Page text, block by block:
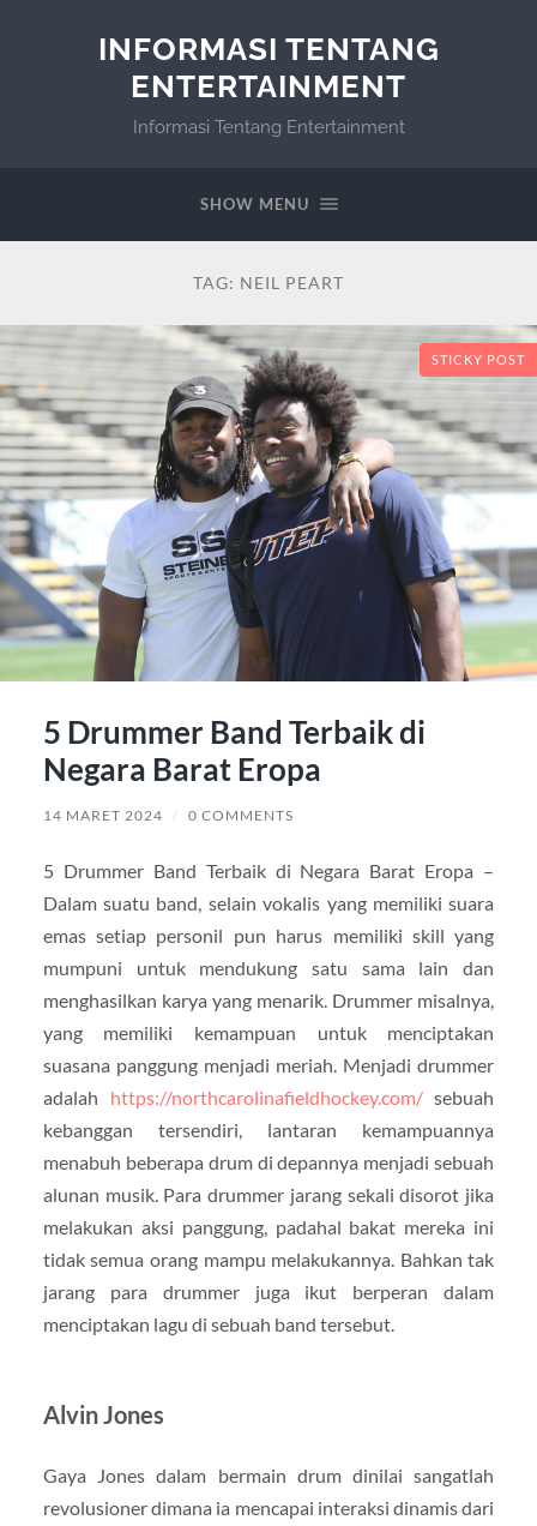
INFORMASI TENTANG
ENTERTAINMENT
Informasi Tentang Entertainment
SHOW MENU
TAG: NEIL PEART
STICKY POST
5 Drummer Band Terbaik di
Negara Barat Eropa
14 MARET 2024 / 0 COMMENTS
5 Drummer Band Terbaik di Negara Barat Eropa –
Dalam suatu band, selain vokalis yang memiliki suara
emas setiap personil pun harus memiliki skill yang
mumpuni untuk mendukung satu sama lain dan
menghasilkan karya yang menarik. Drummer misalnya,
yang memiliki kemampuan untuk menciptakan
suasana panggung menjadi meriah. Menjadi drummer
adalah https://northcarolinafieldhockey.com/sebuah
kebanggan tersendiri, lantaran kemampuannya
menabuh beberapa drum di depannya menjadi sebuah
alunan musik. Para drummer jarang sekali disorot jika
melakukan aksi panggung, padahal bakat mereka ini
tidak semua orang mampu melakukannya. Bahkan tak
jarang para drummer juga ikut berperan dalam
menciptakan lagu di sebuah band tersebut.
Alvin Jones
Gaya Jones dalam bermain drum dinilai sangatlah
revolusioner dimana ia mencapai interaksi dinamis dari